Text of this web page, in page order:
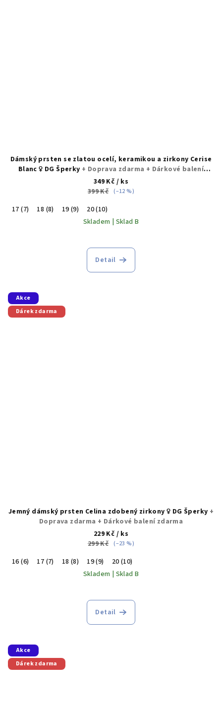
Dámský prsten se zlatou ocelí, keramikou a zirkony Cerise
Blanc ♀️ DG Šperky + Doprava zdarma + Dárkové balení
zdarma
349 Kč / ks
399 Kč (–12 %)
17 (7) 18 (8) 19 (9)
20 (10)
Skladem | Sklad B
Detail
Akce
Dárek zdarma
Jemný dámský prsten Celina zdobený zirkony ♀️ DG Šperky +
Doprava zdarma + Dárkové balení zdarma
229 Kč / ks
299 Kč (–23 %)
16 (6) 17 (7) 18 (8) 19 (9)
20 (10)
Skladem | Sklad B
Detail
Akce
Dárek zdarma